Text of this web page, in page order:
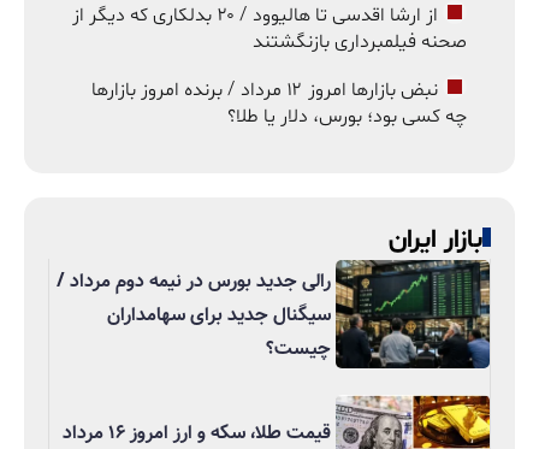
از ارشا اقدسی تا هالیوود / ۲۰ بدلکاری که دیگر از
صحنه فیلمبرداری بازنگشتند
نبض بازارها امروز ۱۲ مرداد / برنده امروز بازارها
چه کسی بود؛ بورس، دلار یا طلا؟
بازار ایران
رالی جدید بورس در نیمه دوم مرداد /
سیگنال جدید برای سهامداران
چیست؟
قیمت طلا، سکه و ارز امروز ۱۶ مرداد